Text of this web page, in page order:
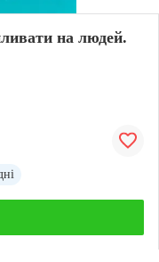
на людей.